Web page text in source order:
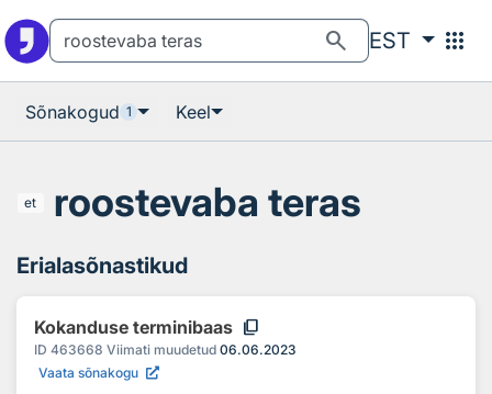
search EST apps
Sõnakogud 1 Keel
et roostevaba teras
Erialasõnastikud
Kokanduse terminibaas content_copy
ID 463668 Viimati muudetud 06.06.2023
Vaata sõnakogu